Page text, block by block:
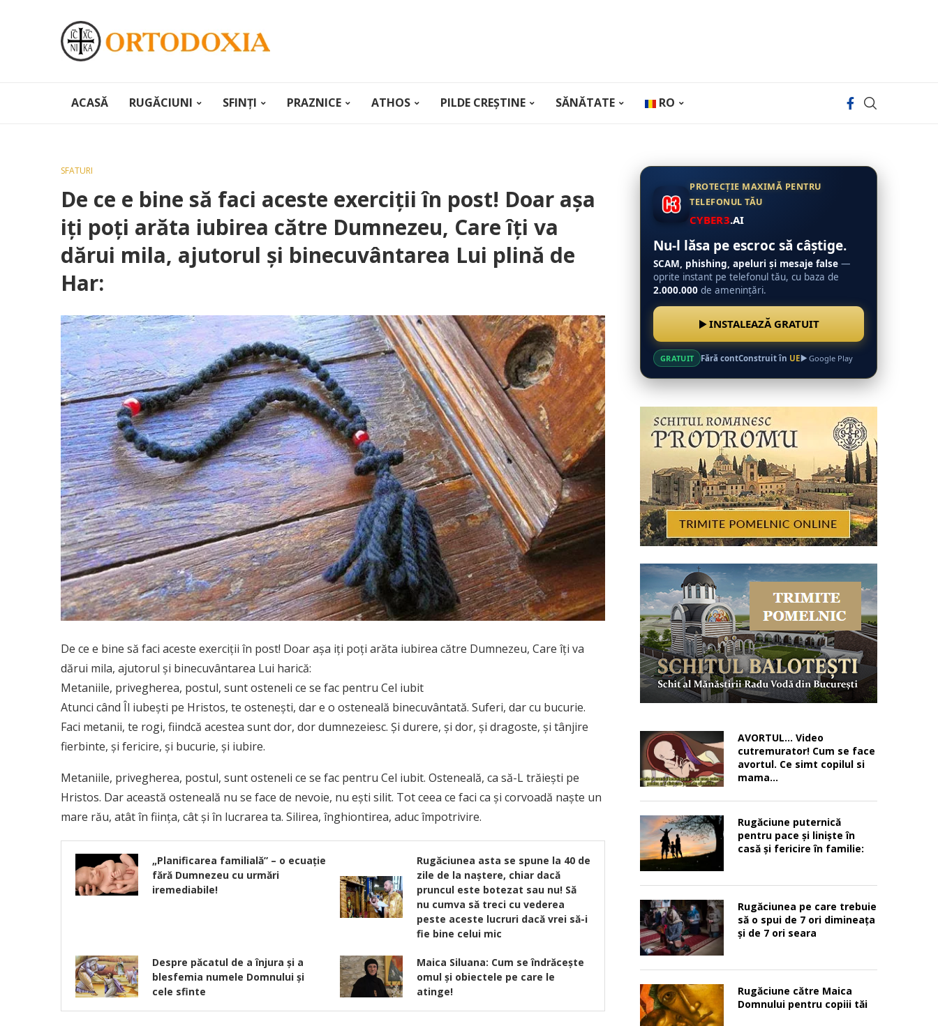
ACASĂ RUGĂCIUNI SFINȚI PRAZNICE ATHOS PILDE CREȘTINE SĂNĂTATE RO
SFATURI
De ce e bine să faci aceste exerciţii în post! Doar aşa
iţi poţi arăta iubirea către Dumnezeu, Care îţi va
dărui mila, ajutorul şi binecuvântarea Lui plină de
Har:
De ce e bine să faci aceste exerciţii în post! Doar aşa iţi poţi arăta iubirea către Dumnezeu, Care îţi va
dărui mila, ajutorul şi binecuvântarea Lui harică:
Metaniile, privegherea, postul, sunt osteneli ce se fac pentru Cel iubit
Atunci când Îl iubeşti pe Hristos, te osteneşti, dar e o osteneală binecuvântată. Suferi, dar cu bucurie.
Faci metanii, te rogi, fiindcă acestea sunt dor, dor dumnezeiesc. Şi durere, şi dor, şi dragoste, şi tânjire
fierbinte, şi fericire, şi bucurie, şi iubire.
Metaniile, privegherea, postul, sunt osteneli ce se fac pentru Cel iubit. Osteneală, ca să-L trăieşti pe
Hristos. Dar această osteneală nu se face de nevoie, nu eşti silit. Tot ceea ce faci ca şi corvoadă naşte un
mare rău, atât în fiinţa, cât şi în lucrarea ta. Silirea, înghiontirea, aduc împotrivire.
„Planificarea familială” – o ecuație
fără Dumnezeu cu urmări
iremediabile!
Rugăciunea asta se spune la 40 de
zile de la naștere, chiar dacă
pruncul este botezat sau nu! Să
nu cumva să treci cu vederea
peste aceste lucruri dacă vrei să-i
fie bine celui mic
Despre păcatul de a înjura și a
blesfemia numele Domnului și
cele sfinte
Maica Siluana: Cum se îndrăcește
omul şi obiectele pe care le
atinge!
PROTECȚIE MAXIMĂ PENTRU
TELEFONUL TĂU
CYBER3.AI
Nu-l lăsa pe escroc să câștige.
SCAM, phishing, apeluri și mesaje false —
oprite instant pe telefonul tău, cu baza de
2.000.000 de amenințări.
INSTALEAZĂ GRATUIT
GRATUIT Fără contConstruit în UE Google Play
AVORTUL… Video
cutremurator! Cum se face
avortul. Ce simt copilul si
mama…
Rugăciune puternică
pentru pace şi linişte în
casă şi fericire în familie:
Rugăciunea pe care trebuie
să o spui de 7 ori dimineața
și de 7 ori seara
Rugăciune către Maica
Domnului pentru copiii tăi